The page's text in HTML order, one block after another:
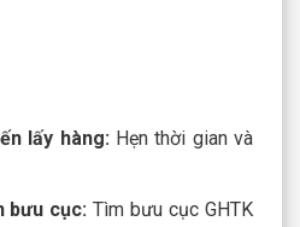
lấy hàng: Hẹn thời gian và
bưu cục: Tìm bưu cục GHTK